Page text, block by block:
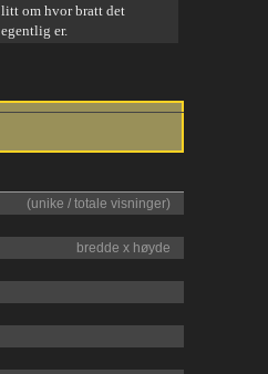
litt om hvor bratt det
egentlig er.
(unike / totale visninger)
bredde x høyde